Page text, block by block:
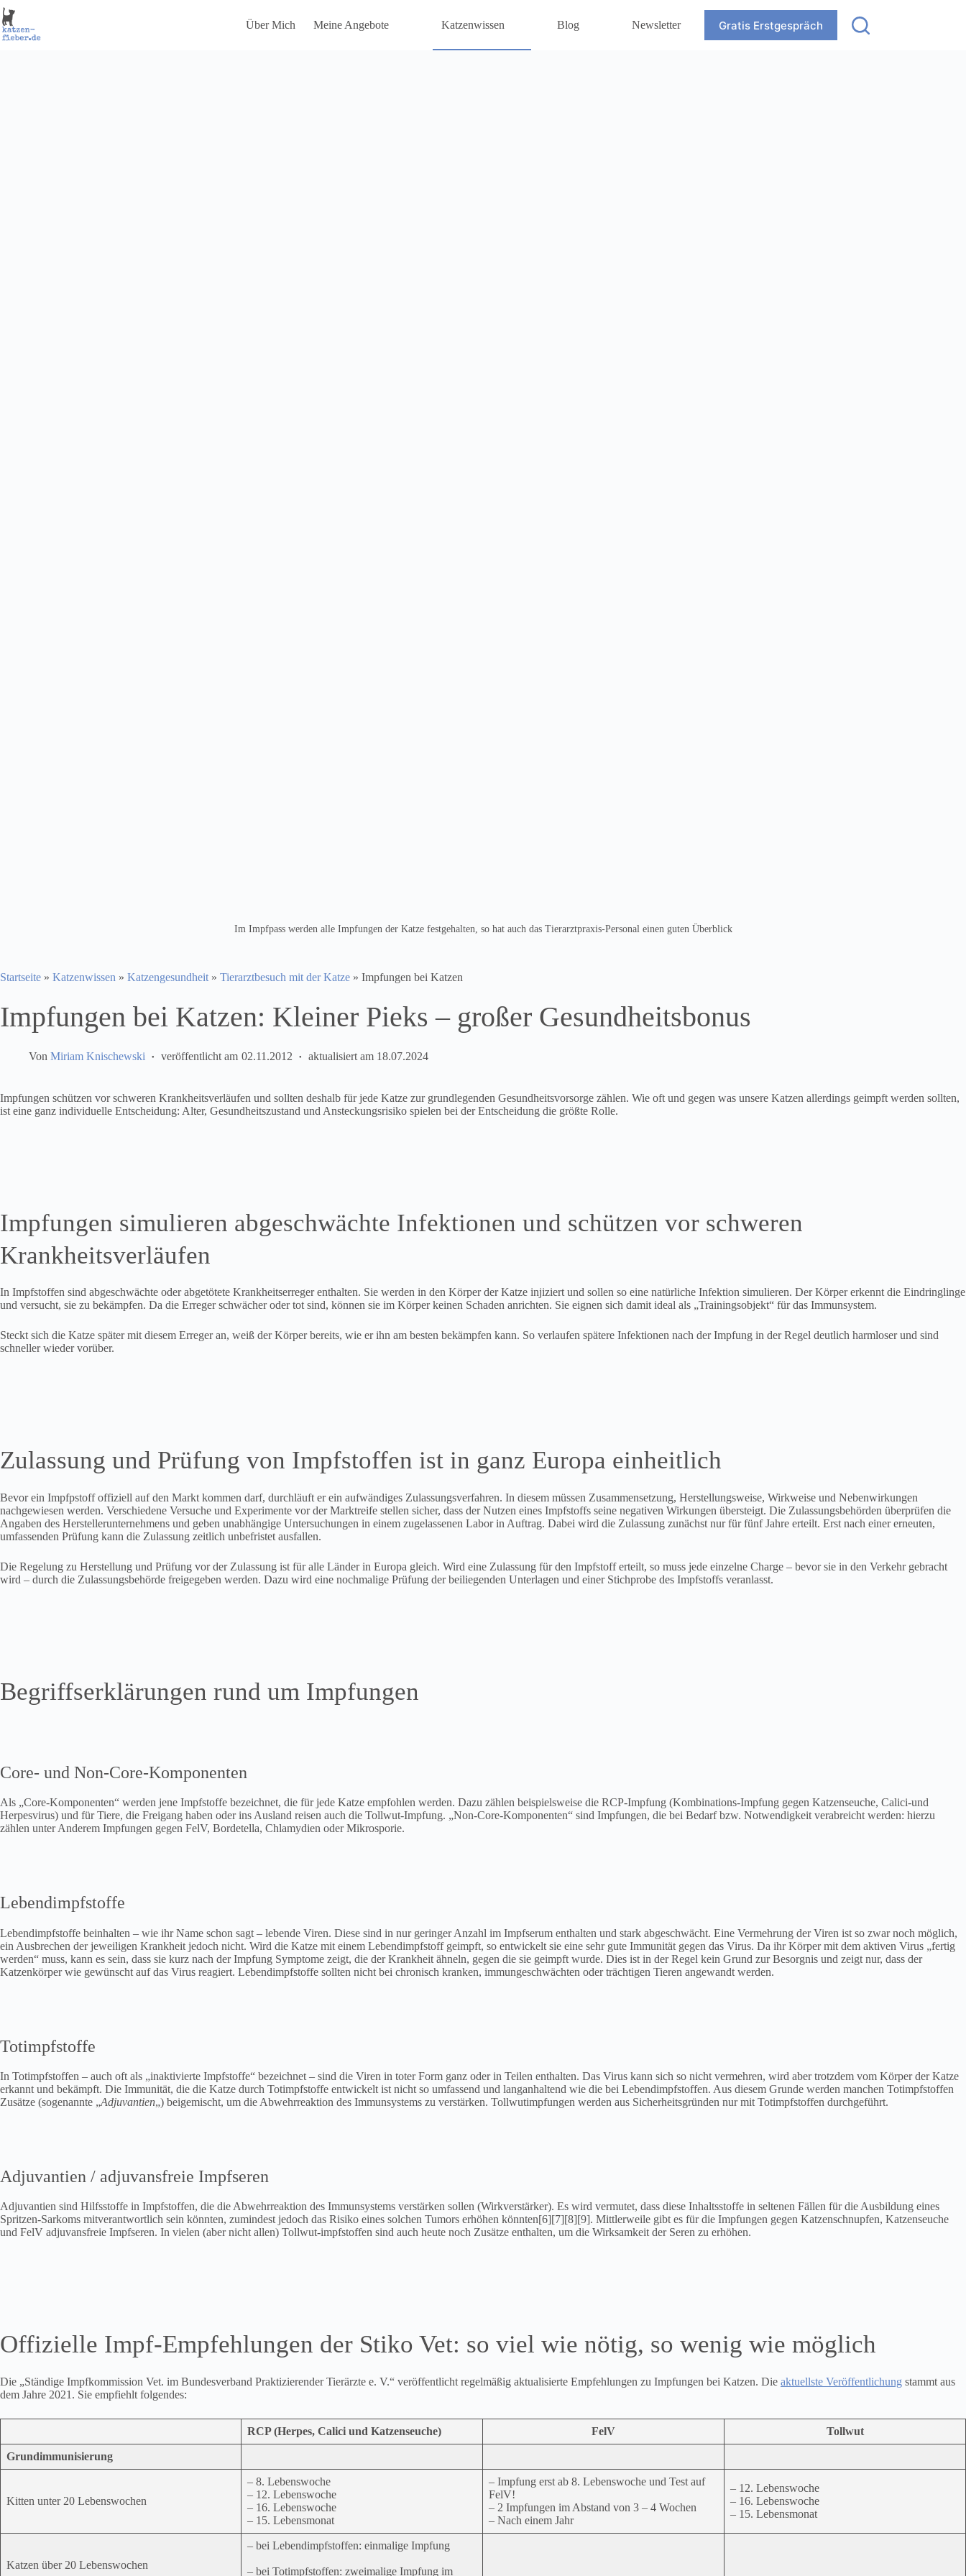
Zum
Inhalt
springen
Über Mich Meine Angebote Katzenwissen Blog Newsletter Gratis Erstgespräch
Im Impfpass werden alle Impfungen der Katze festgehalten, so hat auch das Tierarztpraxis-Personal einen guten Überblick
Startseite » Katzenwissen » Katzengesundheit » Tierarztbesuch mit der Katze » Impfungen bei Katzen
Impfungen bei Katzen: Kleiner Pieks – großer Gesundheitsbonus
Von Miriam Knischewski veröffentlicht am 02.11.2012 aktualisiert am 18.07.2024
Impfungen schützen vor schweren Krankheitsverläufen und sollten deshalb für jede Katze zur grundlegenden Gesundheitsvorsorge zählen. Wie oft und gegen was unsere Katzen allerdings geimpft werden sollten,
ist eine ganz individuelle Entscheidung: Alter, Gesundheitszustand und Ansteckungsrisiko spielen bei der Entscheidung die größte Rolle.
Impfungen simulieren abgeschwächte Infektionen und schützen vor schweren
Krankheitsverläufen
In Impfstoffen sind abgeschwächte oder abgetötete Krankheitserreger enthalten. Sie werden in den Körper der Katze injiziert und sollen so eine natürliche Infektion simulieren. Der Körper erkennt die Eindringlinge
und versucht, sie zu bekämpfen. Da die Erreger schwächer oder tot sind, können sie im Körper keinen Schaden anrichten. Sie eignen sich damit ideal als „Trainingsobjekt“ für das Immunsystem.
Steckt sich die Katze später mit diesem Erreger an, weiß der Körper bereits, wie er ihn am besten bekämpfen kann. So verlaufen spätere Infektionen nach der Impfung in der Regel deutlich harmloser und sind
schneller wieder vorüber.
Zulassung und Prüfung von Impfstoffen ist in ganz Europa einheitlich
Bevor ein Impfpstoff offiziell auf den Markt kommen darf, durchläuft er ein aufwändiges Zulassungsverfahren. In diesem müssen Zusammensetzung, Herstellungsweise, Wirkweise und Nebenwirkungen
nachgewiesen werden. Verschiedene Versuche und Experimente vor der Marktreife stellen sicher, dass der Nutzen eines Impfstoffs seine negativen Wirkungen übersteigt. Die Zulassungsbehörden überprüfen die
Angaben des Herstellerunternehmens und geben unabhängige Untersuchungen in einem zugelassenen Labor in Auftrag. Dabei wird die Zulassung zunächst nur für fünf Jahre erteilt. Erst nach einer erneuten,
umfassenden Prüfung kann die Zulassung zeitlich unbefristet ausfallen.
Die Regelung zu Herstellung und Prüfung vor der Zulassung ist für alle Länder in Europa gleich. Wird eine Zulassung für den Impfstoff erteilt, so muss jede einzelne Charge – bevor sie in den Verkehr gebracht
wird – durch die Zulassungsbehörde freigegeben werden. Dazu wird eine nochmalige Prüfung der beiliegenden Unterlagen und einer Stichprobe des Impfstoffs veranlasst.
Begriffserklärungen rund um Impfungen
Core- und Non-Core-Komponenten
Als „Core-Komponenten“ werden jene Impfstoffe bezeichnet, die für jede Katze empfohlen werden. Dazu zählen beispielsweise die RCP-Impfung (Kombinations-Impfung gegen Katzenseuche, Calici-und
Herpesvirus) und für Tiere, die Freigang haben oder ins Ausland reisen auch die Tollwut-Impfung. „Non-Core-Komponenten“ sind Impfungen, die bei Bedarf bzw. Notwendigkeit verabreicht werden: hierzu
zählen unter Anderem Impfungen gegen FelV, Bordetella, Chlamydien oder Mikrosporie.
Lebendimpfstoffe
Lebendimpfstoffe beinhalten – wie ihr Name schon sagt – lebende Viren. Diese sind in nur geringer Anzahl im Impfserum enthalten und stark abgeschwächt. Eine Vermehrung der Viren ist so zwar noch möglich,
ein Ausbrechen der jeweiligen Krankheit jedoch nicht. Wird die Katze mit einem Lebendimpfstoff geimpft, so entwickelt sie eine sehr gute Immunität gegen das Virus. Da ihr Körper mit dem aktiven Virus „fertig
werden“ muss, kann es sein, dass sie kurz nach der Impfung Symptome zeigt, die der Krankheit ähneln, gegen die sie geimpft wurde. Dies ist in der Regel kein Grund zur Besorgnis und zeigt nur, dass der
Katzenkörper wie gewünscht auf das Virus reagiert. Lebendimpfstoffe sollten nicht bei chronisch kranken, immungeschwächten oder trächtigen Tieren angewandt werden.
Totimpfstoffe
In Totimpfstoffen – auch oft als „inaktivierte Impfstoffe“ bezeichnet – sind die Viren in toter Form ganz oder in Teilen enthalten. Das Virus kann sich so nicht vermehren, wird aber trotzdem vom Körper der Katze
erkannt und bekämpft. Die Immunität, die die Katze durch Totimpfstoffe entwickelt ist nicht so umfassend und langanhaltend wie die bei Lebendimpfstoffen. Aus diesem Grunde werden manchen Totimpfstoffen
Zusätze (sogenannte „Adjuvantien„) beigemischt, um die Abwehrreaktion des Immunsystems zu verstärken. Tollwutimpfungen werden aus Sicherheitsgründen nur mit Totimpfstoffen durchgeführt.
Adjuvantien / adjuvansfreie Impfseren
Adjuvantien sind Hilfsstoffe in Impfstoffen, die die Abwehrreaktion des Immunsystems verstärken sollen (Wirkverstärker). Es wird vermutet, dass diese Inhaltsstoffe in seltenen Fällen für die Ausbildung eines
Spritzen-Sarkoms mitverantwortlich sein könnten, zumindest jedoch das Risiko eines solchen Tumors erhöhen könnten[6][7][8][9]. Mittlerweile gibt es für die Impfungen gegen Katzenschnupfen, Katzenseuche
und FelV adjuvansfreie Impfseren. In vielen (aber nicht allen) Tollwut-impfstoffen sind auch heute noch Zusätze enthalten, um die Wirksamkeit der Seren zu erhöhen.
Offizielle Impf-Empfehlungen der Stiko Vet: so viel wie nötig, so wenig wie möglich
Die „Ständige Impfkommission Vet. im Bundesverband Praktizierender Tierärzte e. V.“ veröffentlicht regelmäßig aktualisierte Empfehlungen zu Impfungen bei Katzen. Die aktuellste Veröffentlichung stammt aus
dem Jahre 2021. Sie empfiehlt folgendes:
RCP (Herpes, Calici und Katzenseuche) FelV Tollwut
Grundimmunisierung
Kitten unter 20 Lebenswochen
– 8. Lebenswoche
– 12. Lebenswoche
– 16. Lebenswoche
– 15. Lebensmonat
– Impfung erst ab 8. Lebenswoche und Test auf
FelV!
– 2 Impfungen im Abstand von 3 – 4 Wochen
– Nach einem Jahr
– 12. Lebenswoche
– 16. Lebenswoche
– 15. Lebensmonat
Katzen über 20 Lebenswochen
– bei Lebendimpfstoffen: einmalige Impfung
– bei Totimpfstoffen: zweimalige Impfung im